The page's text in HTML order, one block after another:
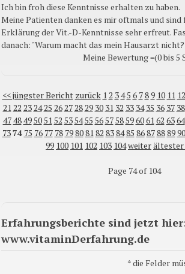
Ich bin froh diese Kenntnisse erhalten zu haben.
Meine Patienten danken es mir oftmals und sind
Erklärung der Vit.-D-Kenntnisse sehr erfreut.
danach: "Warum macht das mein Hausarzt
Meine Bewertung =(0 bis 5
<< jüngster Bericht zurück 12 345 6 789 10 11 12
2122 232425 26272829 30 31 32 33 34 35 36 37 38
474849505152 535455 56575859606162 6364
7374 75 76 77 78 79808182 838485 8687888990
99 100 101 102 103 104weiterältester
Page 74 of 104
Erfahrungsberichte sind jetzt
www.vitaminDerfahrung.de
*die Felder